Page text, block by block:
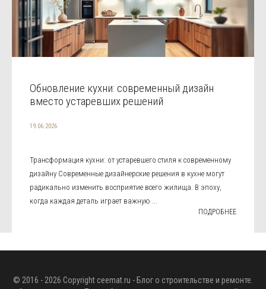
Обновление кухни: современный дизайн
вместо устаревших решений
19.06.2026
Трансформация кухни: от устаревшего стиля к современному
дизайну Современные дизайнерские решения в кухне могут
радикально изменить восприятие всего жилища. В эпоху,
когда каждая деталь играет важную ...
ПОДРОБНЕЕ
© 2016 - 2026 Copyright ceemat.ru - Блог о строительстве и ремонте.